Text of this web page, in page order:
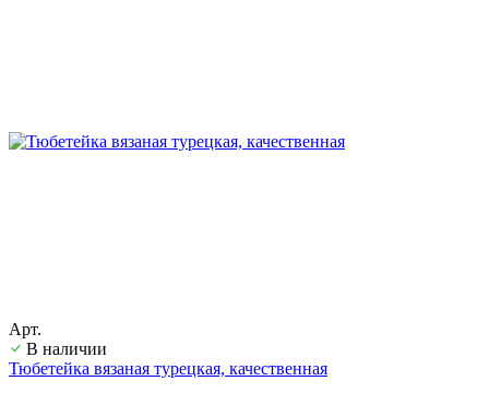
Арт.
В наличии
Тюбетейка вязаная турецкая, качественная